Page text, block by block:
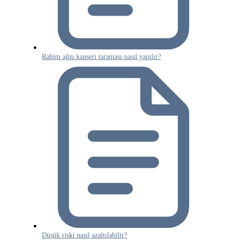
Rahim ağzı kanseri taraması nasıl yapılır?
Düşük riski nasıl azaltılabilir?